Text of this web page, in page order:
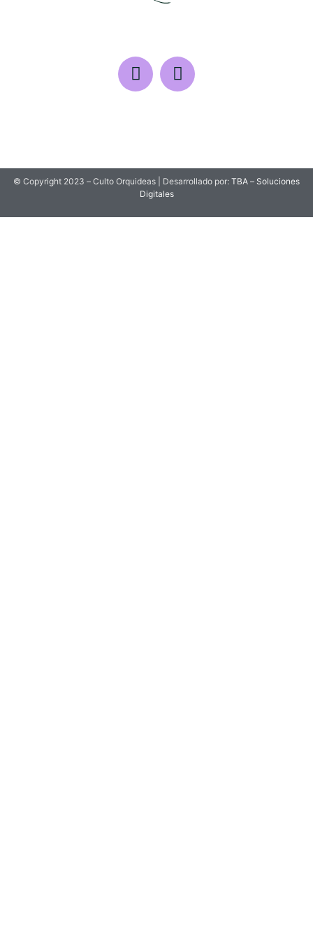
© Copyright 2023 – Culto Orquideas | Desarrollado por: TBA – Soluciones
Digitales